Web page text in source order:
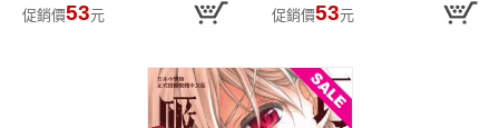
促銷價53元 促銷價53元